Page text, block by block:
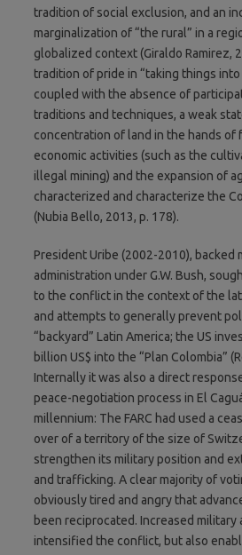
tradition of social exclusion, and an
marginalization of “the rural” in a
globalized context (Giraldo Ramirez,
tradition of pride in “taking things into
coupled with the absence of
traditions and techniques, a weak
concentration of land in the hands of
economic activities (such as the
illegal mining) and the expansion of
characterized and characterize the
(Nubia Bello, 2013, p. 178).
President Uribe (2002-2010), backed
administration under G.W. Bush,
to the conflict in the context of the
and attempts to generally prevent
“backyard” Latin America; the US
billion US$ into the “Plan Colombia”
Internally it was also a direct
peace-negotiation process in El
millennium: The FARC had used a
over of a territory of the size of
strengthen its military position and
and trafficking. A clear majority of
obviously tired and angry that
been reciprocated. Increased military
intensified the conflict, but also